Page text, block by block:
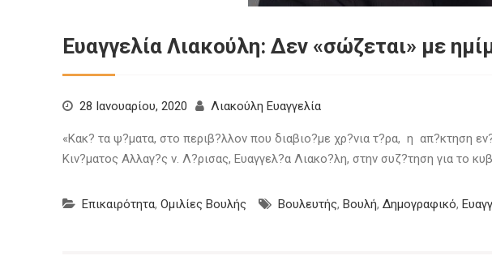
Ευαγγελία Λιακούλη: Δεν «σώζεται» με
28 Ιανουαρίου, 2020 Λιακούλη Ευαγγελία
«Κακ? τα ψ?ματα, στο περιβ?λλον που διαβιο?με χρ?νια τ?ρα, η απ?κτηση
Κιν?ματος Αλλαγ?ς ν. Λ?ρισας, Ευαγγελ?α Λιακο?λη, στην συζ?τηση για το
Επικαιρότητα, Ομιλίες Βουλής Βουλευτής, Βουλή, Δημογραφικό,